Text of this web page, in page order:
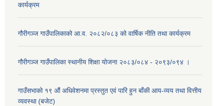
कार्यक्रम
गौरीगञ्ज गाउँपालिकाको आ.व. २०८२/०८३ को वार्षिक नीति तथा कार्यक्रम
गौरीगञ्ज गाउँपालिका स्थानीय शिक्षा योजना २०८३/०८४ - २०९३/०९४ ।
गाउँसभाको १९ ‌औं अधिवेशनमा प्रस्तुत एवं पारि हुन बाँकी आय-व्यय तथा वित्तीय
व्यवस्था (बजेट)